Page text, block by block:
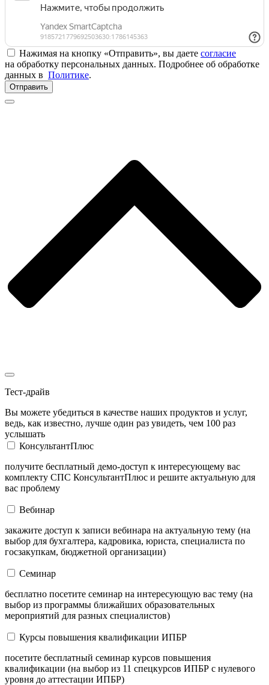
Нажимая на кнопку «Отправить», вы даете согласие
на обработку персональных данных. Подробнее об обработке
данных в Политике.
Отправить
Тест-драйв
Вы можете убедиться в качестве наших продуктов и услуг,
ведь, как известно, лучше один раз увидеть, чем 100 раз
услышать
КонсультантПлюс
получите бесплатный демо-доступ к интересующему вас
комплекту СПС КонсультантПлюс и решите актуальную для
вас проблему
Вебинар
закажите доступ к записи вебинара на актуальную тему (на
выбор для бухгалтера, кадровика, юриста, специалиста по
госзакупкам, бюджетной организации)
Семинар
бесплатно посетите семинар на интересующую вас тему (на
выбор из программы ближайших образовательных
мероприятий для разных специалистов)
Курсы повышения квалификации ИПБР
посетите бесплатный семинар курсов повышения
квалификации (на выбор из 11 спецкурсов ИПБР с нулевого
уровня до аттестации ИПБР)